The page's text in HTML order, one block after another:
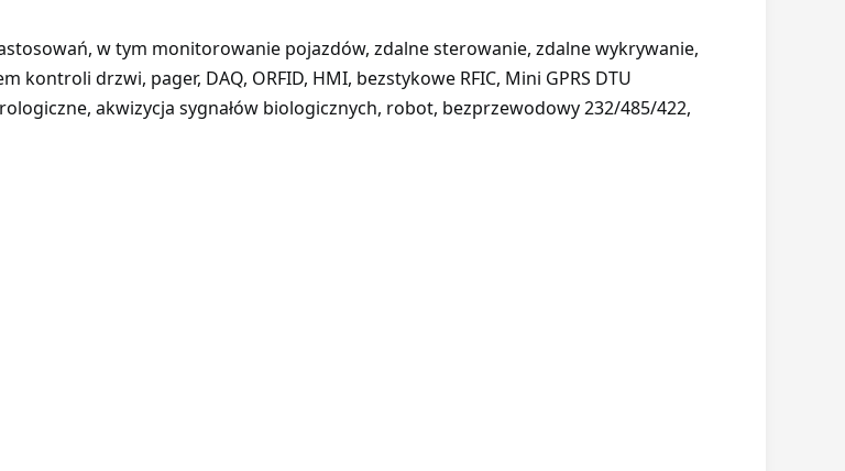
w tym monitorowanie pojazdów, zdalne sterowanie, zdalne wykrywanie,
drzwi, pager, DAQ, ORFID, HMI, bezstykowe RFIC, Mini GPRS DTU
akwizycja sygnałów biologicznych, robot, bezprzewodowy 232/485/422,